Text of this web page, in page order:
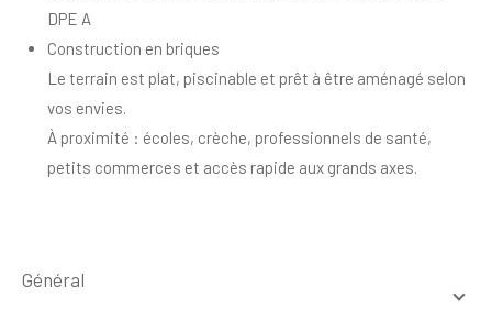
DPE A
Construction en briques
Le terrain est plat, piscinable et prêt à être aménagé selon
vos envies.
À proximité : écoles, crèche, professionnels de santé,
petits commerces et accès rapide aux grands axes.
général